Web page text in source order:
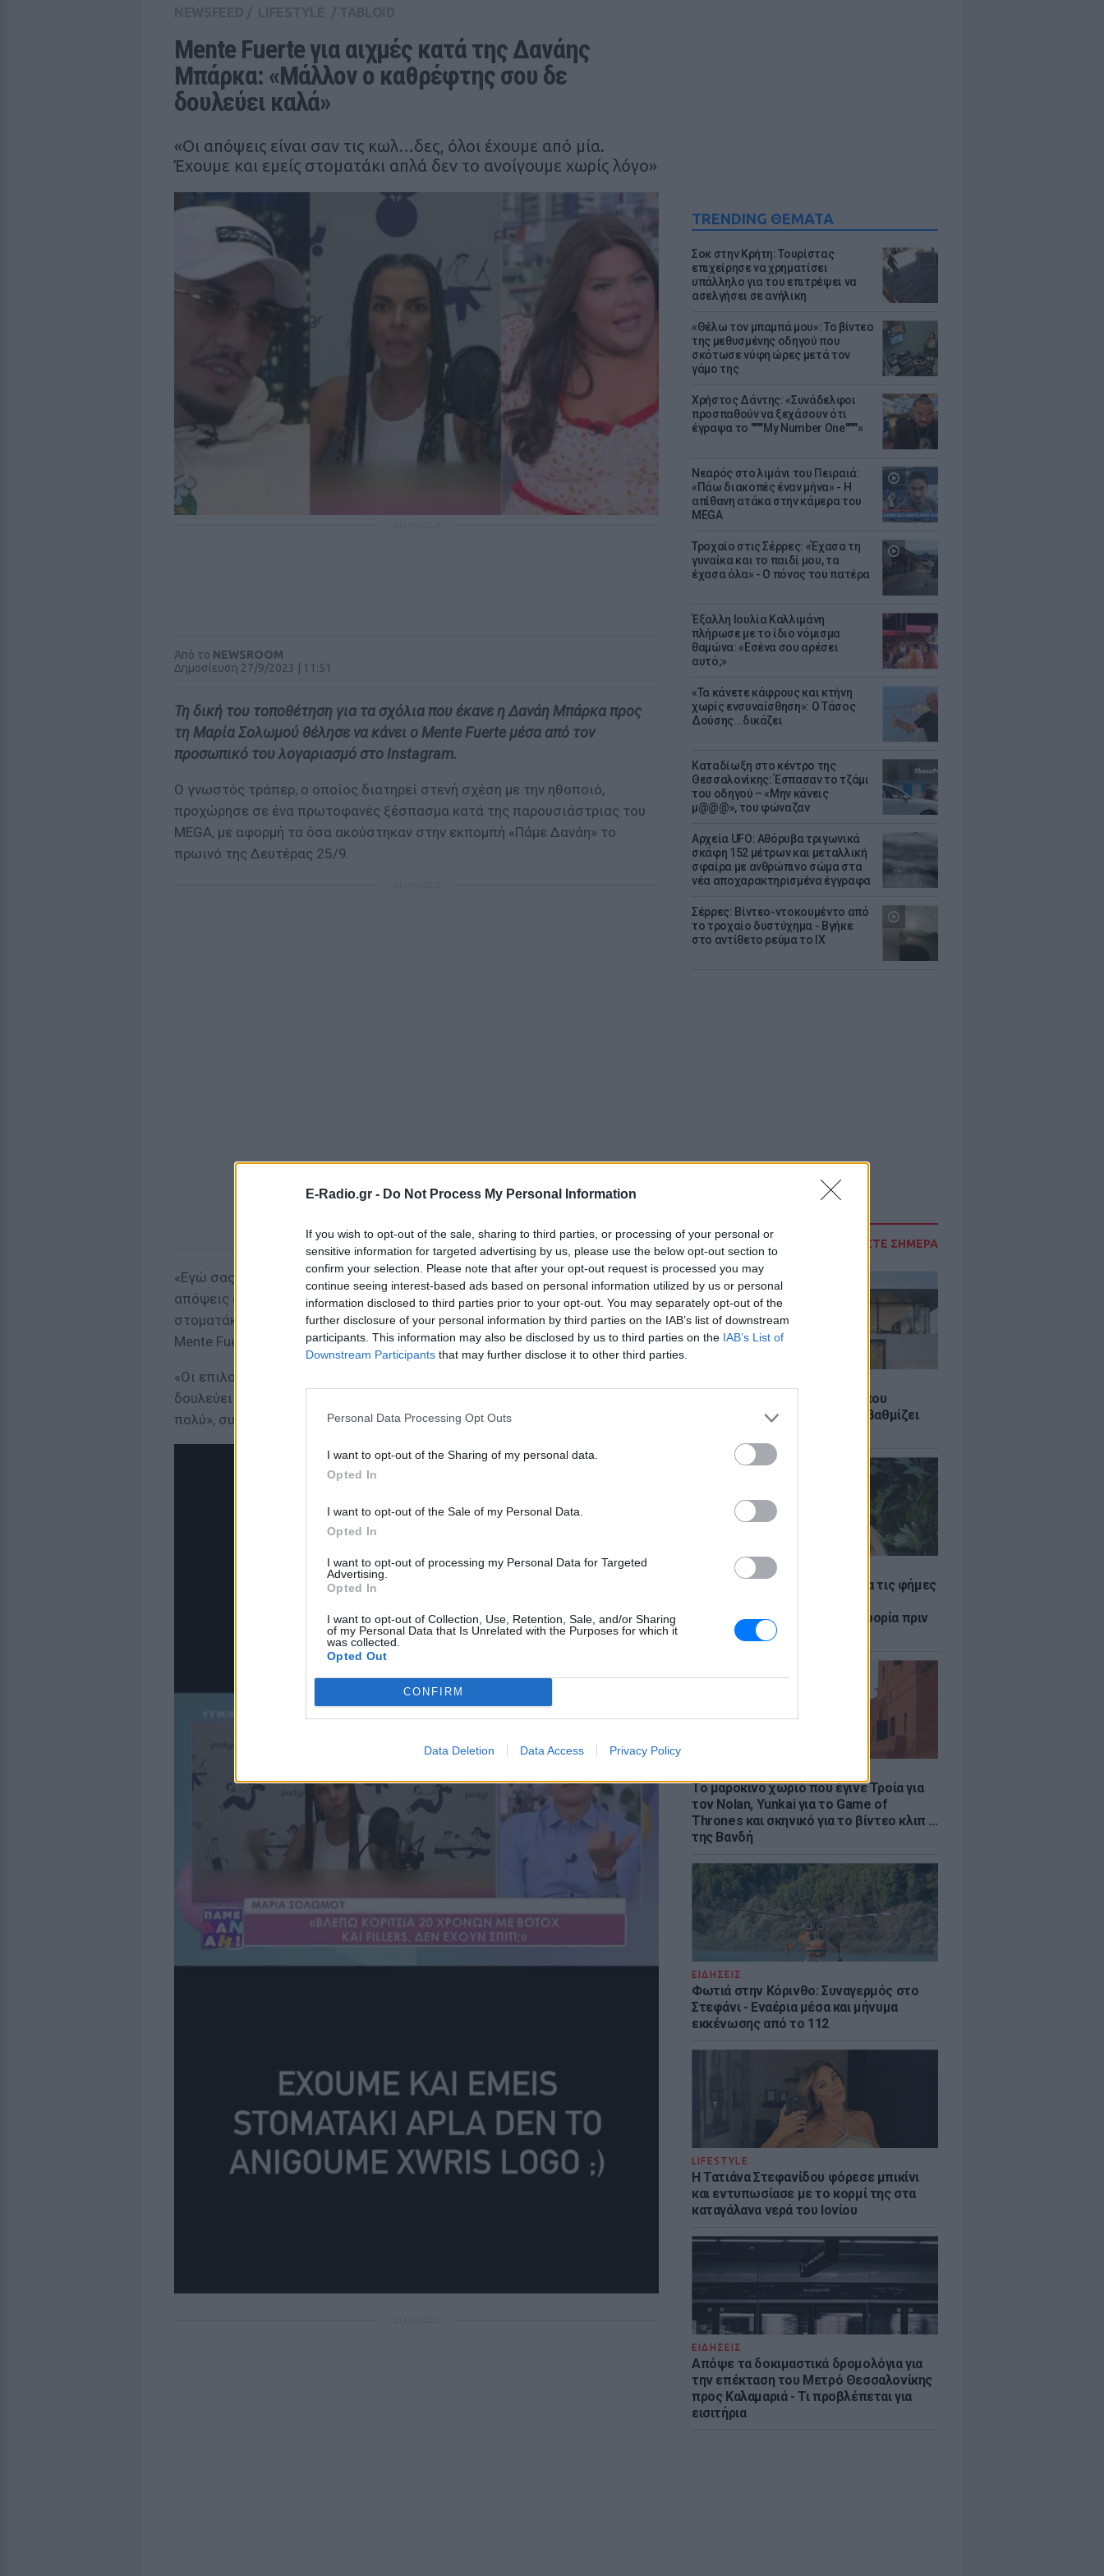
E-Radio.gr - Do Not Process My Personal Information
If you wish to opt-out of the sale, sharing to third parties, or processing of your personal or
sensitive information for targeted advertising by us, please use the below opt-out section to
confirm your selection. Please note that after your opt-out request is processed you may
continue seeing interest-based ads based on personal information utilized by us or personal
information disclosed to third parties prior to your opt-out. You may separately opt-out of the
further disclosure of your personal information by third parties on the IAB’s list of downstream
participants. This information may also be disclosed by us to third parties on the IAB’s List of
Downstream Participants that may further disclose it to other third parties.
Personal Data Processing Opt Outs
I want to opt-out of the Sharing of my personal data.
Opted In
I want to opt-out of the Sale of my Personal Data.
Opted In
I want to opt-out of processing my Personal Data for Targeted
Advertising.
Opted In
I want to opt-out of Collection, Use, Retention, Sale, and/or Sharing
of my Personal Data that Is Unrelated with the Purposes for which it
was collected.
Opted Out
CONFIRM
Data Deletion Data Access Privacy Policy
TRENDING ΘΕΜΑΤΑ
Σοκ στην Κρήτη: Τουρίστας
επιχείρησε να χρηματίσει
υπάλληλο για του επιτρέψει να
ασελγήσει σε ανήλικη
«Θέλω τον μπαμπά μου»: Το βίντεο
της μεθυσμένης οδηγού που
σκότωσε νύφη ώρες μετά τον
γάμο της
Χρήστος Δάντης: «Συνάδελφοι
προσπαθούν να ξεχάσουν ότι
έγραψα το """"My Number One""""»
Νεαρός στο λιμάνι του Πειραιά:
«Πάω διακοπές έναν μήνα» - Η
απίθανη ατάκα στην κάμερα του
MEGA
Τροχαίο στις Σέρρες: «Έχασα τη
γυναίκα και το παιδί μου, τα
έχασα όλα» - Ο πόνος του πατέρα
Έξαλλη Ιουλία Καλλιμάνη
πλήρωσε με το ίδιο νόμισμα
θαμώνα: «Εσένα σου αρέσει
αυτό;»
«Τα κάνετε κάφρους και κτήνη
χωρίς ενσυναίσθηση»: Ο Τάσος
Δούσης...δικάζει
Καταδίωξη στο κέντρο της
Θεσσαλονίκης: Έσπασαν το τζάμι
του οδηγού – «Μην κάνεις
μ@@@», του φώναζαν
Αρχεία UFO: Αθόρυβα τριγωνικά
σκάφη 152 μέτρων και μεταλλική
σφαίρα με ανθρώπινο σώμα στα
νέα αποχαρακτηρισμένα έγγραφα
Σέρρες: Βίντεο-ντοκουμέντο από
το τροχαίο δυστύχημα - Βγήκε
στο αντίθετο ρεύμα το ΙΧ
ΔΙΑΒΑΣΤΕ ΣΗΜΕΡΑ
Θερμοπλαστική: Καινοτομία που
εξοικονομεί ενέργεια και αναβαθμίζει
LIFESTYLE
Η Ελένη Βουλγαράκη ξεσπά για τις φήμες
«Διασταυρώστε καμία πληροφορία πριν
εκτοξεύσετε τη βλακεία σας»
Το μαροκινό χωριό που έγινε Τροία για
τον Nolan, Yunkai για το Game of
Thrones και σκηνικό για το βίντεο κλιπ ...
της Βανδή
ΕΙΔΗΣΕΙΣ
Φωτιά στην Κόρινθο: Συναγερμός στο
Στεφάνι - Εναέρια μέσα και μήνυμα
εκκένωσης από το 112
LIFESTYLE
Η Τατιάνα Στεφανίδου φόρεσε μπικίνι
και εντυπωσίασε με το κορμί της στα
καταγάλανα νερά του Ιονίου
ΕΙΔΗΣΕΙΣ
Απόψε τα δοκιμαστικά δρομολόγια για
την επέκταση του Μετρό Θεσσαλονίκης
προς Καλαμαριά - Τι προβλέπεται για
εισιτήρια
Mente Fuerte για αιχμές κατά της Δανάης
Μπάρκα: «Μάλλον ο καθρέφτης σου δε
δουλεύει καλά»
«Οι απόψεις είναι σαν τις κωλ…δες, όλοι έχουμε από μία.
Έχουμε και εμείς στοματάκι απλά δεν το ανοίγουμε χωρίς λόγο»
Από το NEWSROOM
Δημοσίευση 27/9/2023 | 11:51
Τη δική του τοποθέτηση για τα σχόλια που έκανε η Δανάη Μπάρκα προς
τη Μαρία Σολωμού θέλησε να κάνει ο Mente Fuerte μέσα από τον
προσωπικό του λογαριασμό στο Instagram.
Ο γνωστός τράπερ, ο οποίος διατηρεί στενή σχέση με την ηθοποιό,
προχώρησε σε ένα πρωτοφανές ξέσπασμα κατά της παρουσιάστριας του
MEGA, με αφορμή τα όσα ακούστηκαν στην εκπομπή «Πάμε Δανάη» το
πρωινό της Δευτέρας 25/9.
«Εγώ σας είπα από εδώ και πέρα δεν θα αφήνω τίποτα να πέσει κάτω. Οι
απόψεις είναι σαν τις κωλ…δες, όλοι έχουμε από μία. Έχουμε και εμείς
στοματάκι απλά δεν το ανοίγουμε χωρίς λόγο», γράφει χαρακτηριστικά ο
Mente Fuerte σε Insta-story.
«Οι επιλογές μας είναι ο καθρέφτης μας, ε μάλλον ο δικός σου δεν θα
δουλεύει καλά για να με καλείς στην εκπομπή σου και να επιμένεις τόσο
πολύ», συνεχίζει στην τοποθέτησή του.